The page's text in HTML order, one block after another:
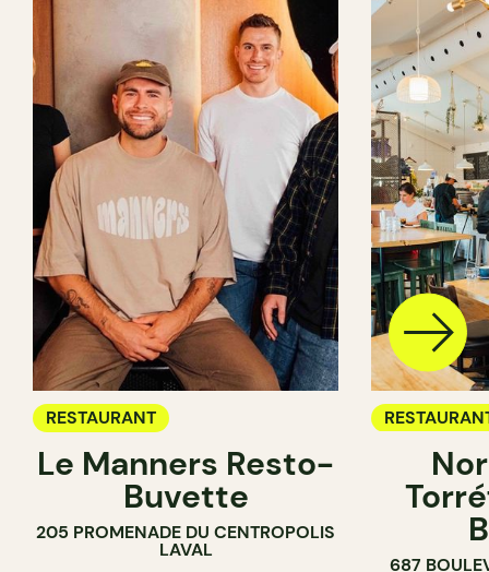
RESTAURANT
Le Manners Resto-
Buvette
205 PROMENADE DU CENTROPOLIS
LAVAL
687